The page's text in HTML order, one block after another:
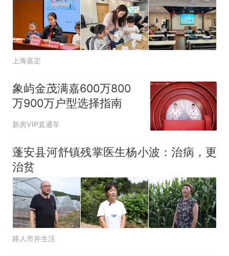
上海嘉定
象屿金茂满嘉600万800
万900万户型选择指南
新房VIP直通车
蓬安县河舒镇残掌医生杨小波：治病，更
治贫
路人市井生活